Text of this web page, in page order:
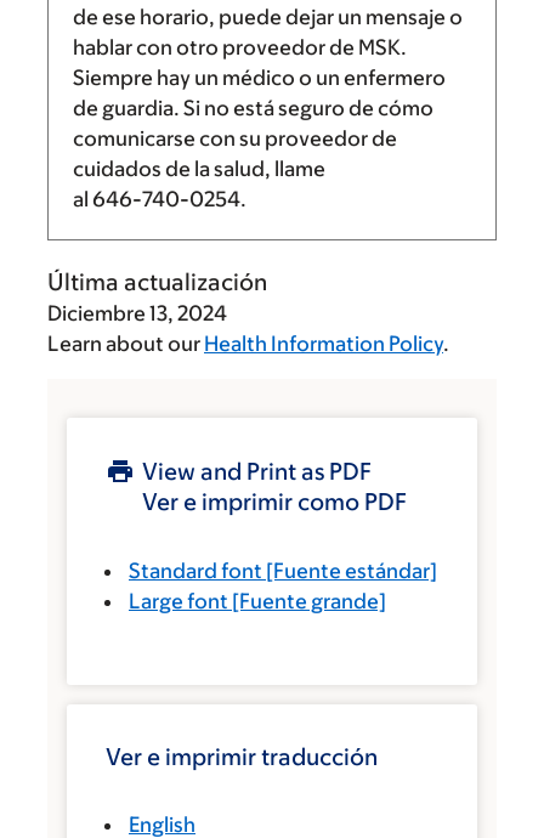
de ese horario, puede dejar un mensaje o
hablar con otro proveedor de MSK.
Siempre hay un médico o un enfermero
de guardia. Si no está seguro de cómo
comunicarse con su proveedor de
cuidados de la salud, llame
al 646-740-0254.
Última actualización
Diciembre 13, 2024
Learn about our Health Information Policy.
View and Print as PDF
Ver e imprimir como PDF
Standard font [Fuente estándar]
Large font [Fuente grande]
Ver e imprimir traducción
English